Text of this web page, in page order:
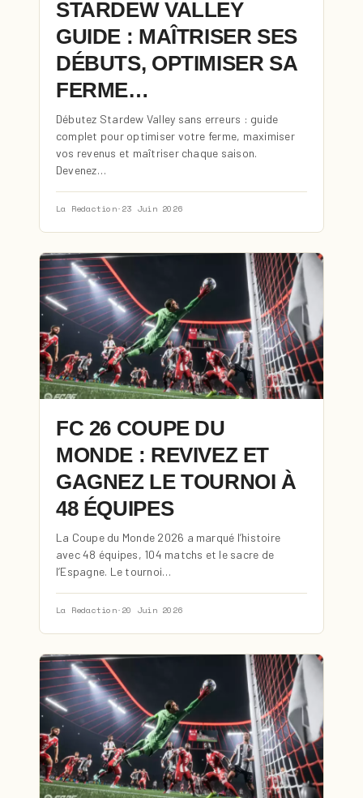
STARDEW VALLEY
GUIDE : MAÎTRISER SES
DÉBUTS, OPTIMISER SA
FERME…
Débutez Stardew Valley sans erreurs : guide
complet pour optimiser votre ferme, maximiser
vos revenus et maîtriser chaque saison.
Devenez…
La Redaction· 23 Juin 2026
FC 26 COUPE DU
MONDE : REVIVEZ ET
GAGNEZ LE TOURNOI À
48 ÉQUIPES
La Coupe du Monde 2026 a marqué l’histoire
avec 48 équipes, 104 matchs et le sacre de
l’Espagne. Le tournoi…
La Redaction· 20 Juin 2026